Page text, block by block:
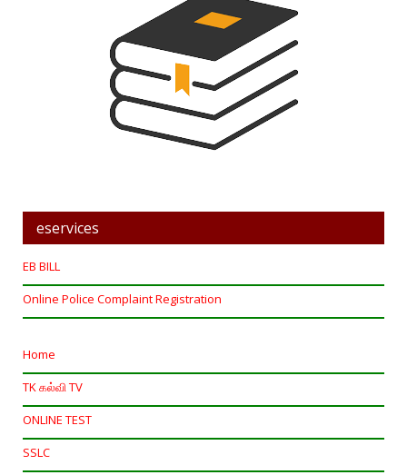
eservices
EB BILL
Online Police Complaint Registration
Home
TK கல்வி TV
ONLINE TEST
SSLC